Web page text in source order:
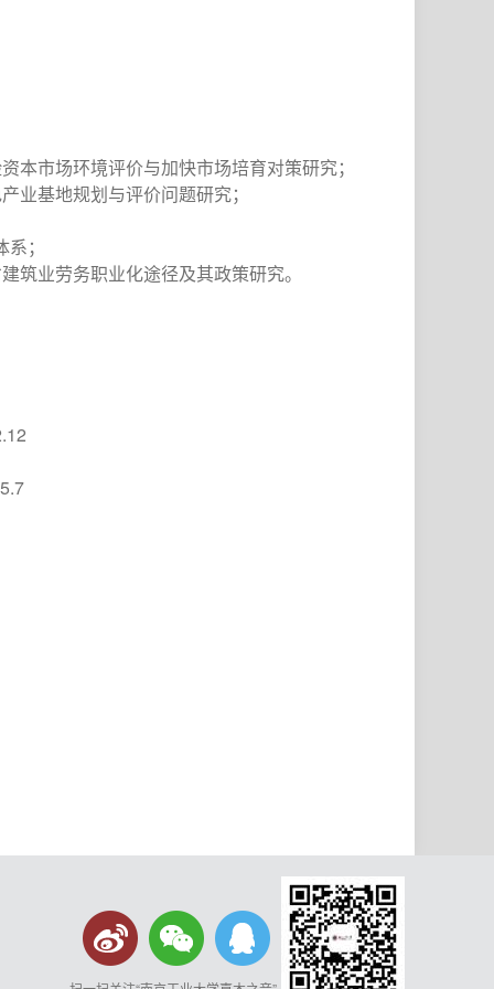
本市场环境评价与加快市场培育对策研究；
业基地规划与评价问题研究；
；
筑业劳务职业化途径及其政策研究。